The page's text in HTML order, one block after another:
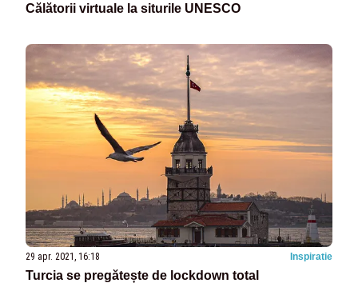
Călătorii virtuale la siturile UNESCO
29 apr. 2021, 16:18 Inspiratie
Turcia se pregătește de lockdown total